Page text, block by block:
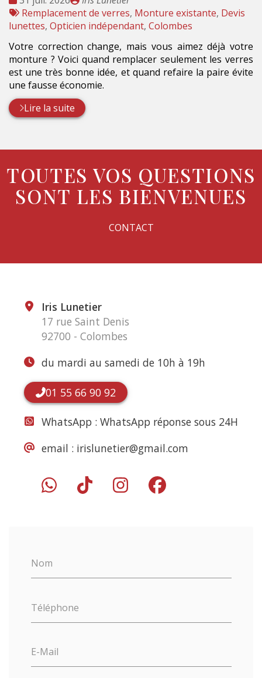
:
par
Tags
:
Remplacement de verres, Monture existante, Devis
lunettes, Opticien indépendant, Colombes
Votre correction change, mais vous aimez déjà votre
monture ? Voici quand remplacer seulement les verres
est une très bonne idée, et quand refaire la paire évite
une fausse économie.
Lire la suite
TOUTES VOS QUESTIONS
SONT LES BIENVENUES
CONTACT
Nom
Téléphone
E-Mail
Iris Lunetier
17 rue Saint Denis
92700 - Colombes
du mardi au samedi de 10h à 19h
01 55 66 90 92
WhatsApp : WhatsApp réponse sous 24H
email : irislunetier@gmail.com